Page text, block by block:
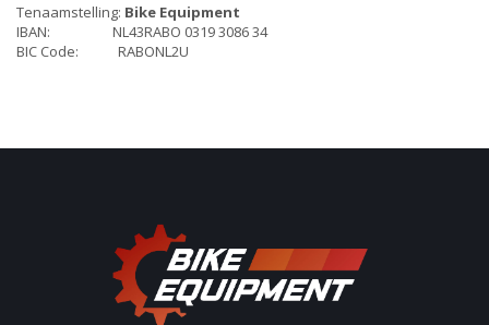
Tenaamstelling: Bike Equipment
IBAN: NL43RABO 0319 3086 34
BIC Code: RABONL2U